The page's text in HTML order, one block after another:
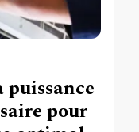
puissance
pour